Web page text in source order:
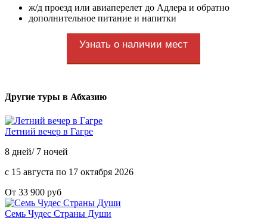
ж/д проезд или авиаперелет до Адлера и обратно
дополнительное питание и напитки
Узнать о наличии мест
Другие туры в Абхазию
Летний вечер в Гагре
8 дней/ 7 ночей
с 15 августа по 17 октября 2026
От 33 900 руб
Семь Чудес Страны Души